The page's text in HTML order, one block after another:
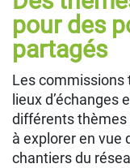
pour des
partagés
Les commissions
lieux d’échanges
différents thèmes
à explorer en vue
chantiers du